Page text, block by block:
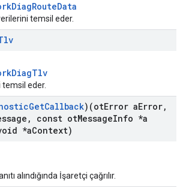
temsil eder.
temsil eder.
GetCallback)(otError aError,
, const otMessageInfo *a
*aContext)
alındığında İşaretçi çağrılır.